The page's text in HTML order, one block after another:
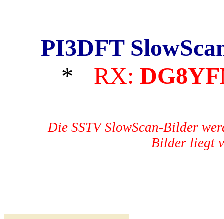
PI3DFT
*
RX:
Die SSTV SlowScan-Bilder
Bilder liegt